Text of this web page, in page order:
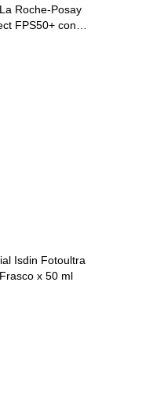
Roche-Posay
FPS50+ con
Isdin Fotoultra
x 50 ml